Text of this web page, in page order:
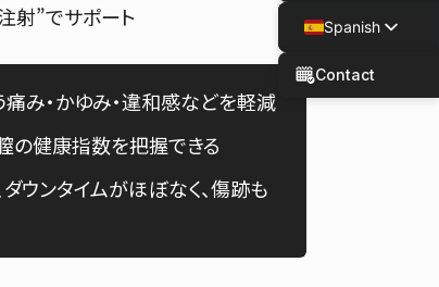
射”でサポート
み・かゆみ・違和感などを軽減
の健康指数を把握できる
ウンタイムがほぼなく、傷跡も
Spanish
Chinese
Contact